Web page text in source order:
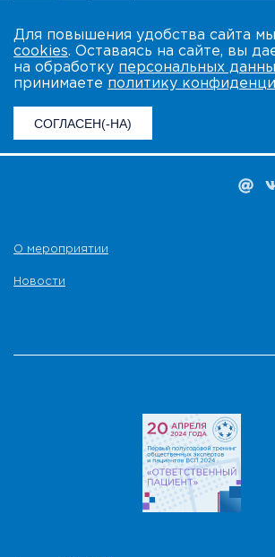
Для повышения удобства сайта
cookies. Оставаясь на сайте, вы
на обработку персональных
принимаете политику
СОГЛАСЕН(-НА)
О мероприятии
Новости